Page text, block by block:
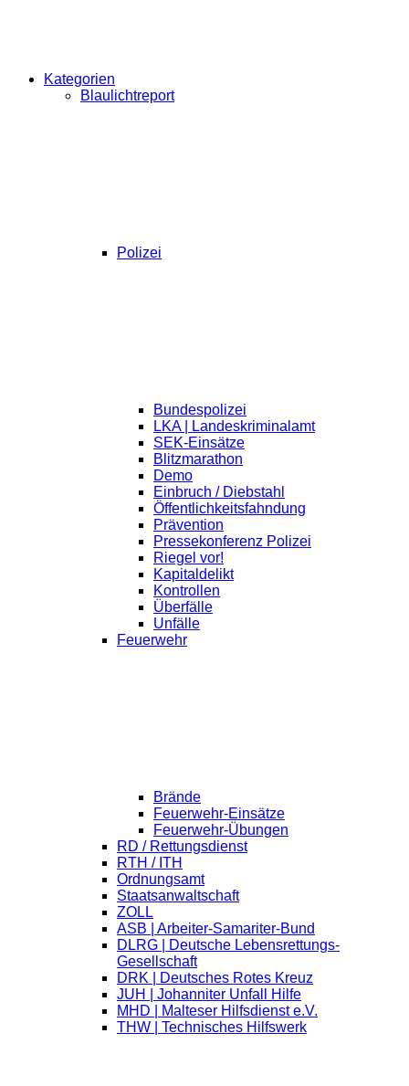
Kategorien
Blaulichtreport
Polizei
Bundespolizei
LKA | Landeskriminalamt
SEK-Einsätze
Blitzmarathon
Demo
Einbruch / Diebstahl
Öffentlichkeitsfahndung
Prävention
Pressekonferenz Polizei
Riegel vor!
Kapitaldelikt
Kontrollen
Überfälle
Unfälle
Feuerwehr
Brände
Feuerwehr-Einsätze
Feuerwehr-Übungen
RD / Rettungsdienst
RTH / ITH
Ordnungsamt
Staatsanwaltschaft
ZOLL
ASB | Arbeiter-Samariter-Bund
DLRG | Deutsche Lebensrettungs-
Gesellschaft
DRK | Deutsches Rotes Kreuz
JUH | Johanniter Unfall Hilfe
MHD | Malteser Hilfsdienst e.V.
THW | Technisches Hilfswerk